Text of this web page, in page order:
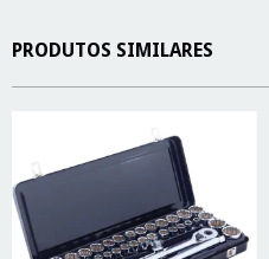
PRODUTOS SIMILARES